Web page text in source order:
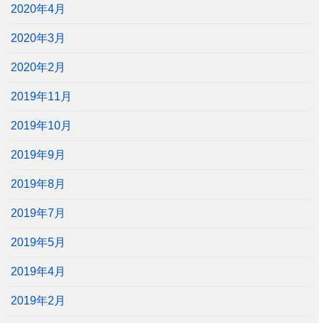
2020年4月
2020年3月
2020年2月
2019年11月
2019年10月
2019年9月
2019年8月
2019年7月
2019年5月
2019年4月
2019年2月